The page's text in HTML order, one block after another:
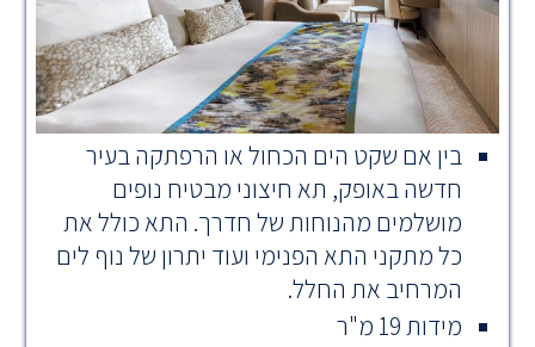
בין אם שקט הים הכחול או הרפתקה בעיר
חדשה באופק, תא חיצוני מבטיח נופים
מושלמים מהנוחות של חדרך. התא כולל את
כל מתקני התא הפנימי ועוד יתרון של נוף לים
המרחיב את החלל.
מידות 19 מ"ר